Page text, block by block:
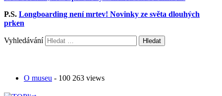
P.S. Longboarding není mrtev! Novinky ze světa dlouhých
prken
Vyhledávání
O museu - 100 263 views